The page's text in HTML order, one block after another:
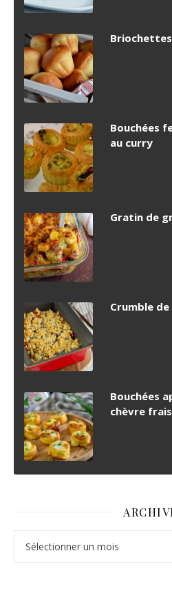
Bouchées
au curry
Gratin de
Crumble
Bouchées
chèvre frais